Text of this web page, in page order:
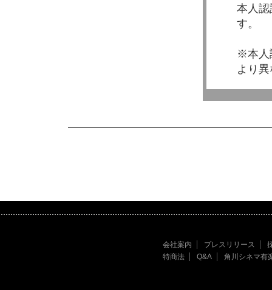
本人
す。
※本人
より
会社案内 プレスリリース
特商法
Q&A 角川シネマ有